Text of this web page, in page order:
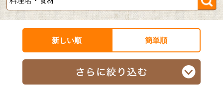
新しい順 簡単順